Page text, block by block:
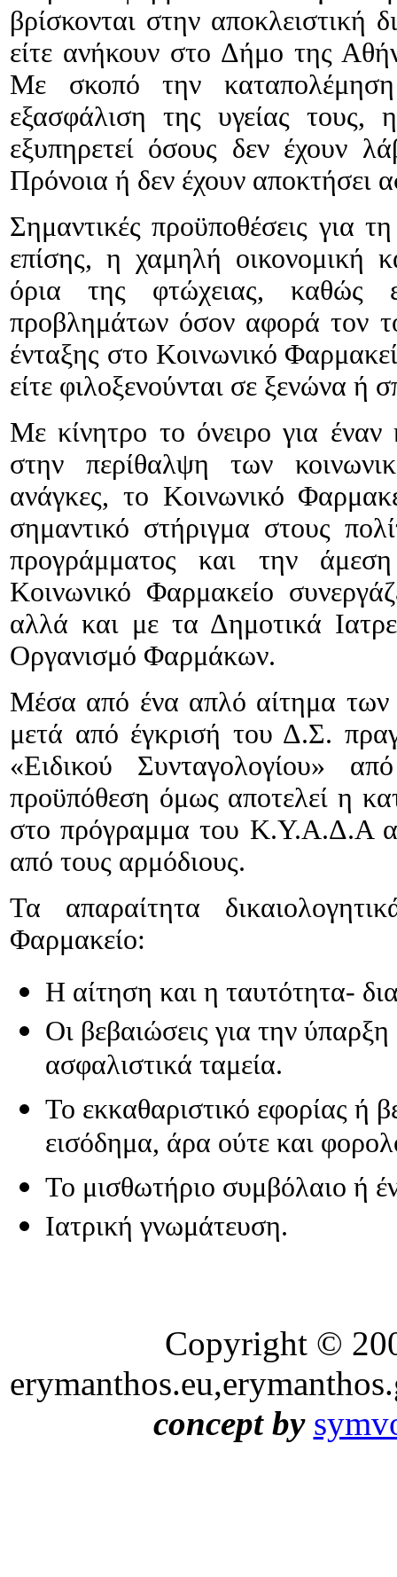
βρίσκονται στην
είτε ανήκουν στο Δήμο της
Με σκοπό την
εξασφάλιση της υγείας
εξυπηρετεί όσους δεν έχουν
Πρόνοια ή δεν έχουν αποκτήσει
Σημαντικές προϋποθέσεις για
επίσης, η χαμηλή οικονομική
όρια της φτώχειας, καθώς
προβλημάτων όσον αφορά τον
ένταξης στο Κοινωνικό
είτε φιλοξενούνται σε ξενώνα ή
Με κίνητρο το όνειρο για έναν
στην περίθαλψη των
ανάγκες, το Κοινωνικό
σημαντικό στήριγμα στους
προγράμματος και την
Κοινωνικό Φαρμακείο
αλλά και με τα Δημοτικά
Οργανισμό Φαρμάκων.
Μέσα από ένα απλό αίτημα των
μετά από έγκρισή του Δ.Σ.
«Ειδικού Συνταγολογίου»
προϋπόθεση όμως αποτελεί η
στο πρόγραμμα του Κ.Υ.Α.Δ.Α
από τους αρμόδιους.
Τα απαραίτητα
Φαρμακείο:
Η αίτηση και η ταυτότητα-
Οι βεβαιώσεις για την
ασφαλιστικά ταμεία.
Το εκκαθαριστικό εφορίας ή
εισόδημα, άρα ούτε και
Το μισθωτήριο συμβόλαιο ή
Ιατρική γνωμάτευση.
Copyright ©
concept by